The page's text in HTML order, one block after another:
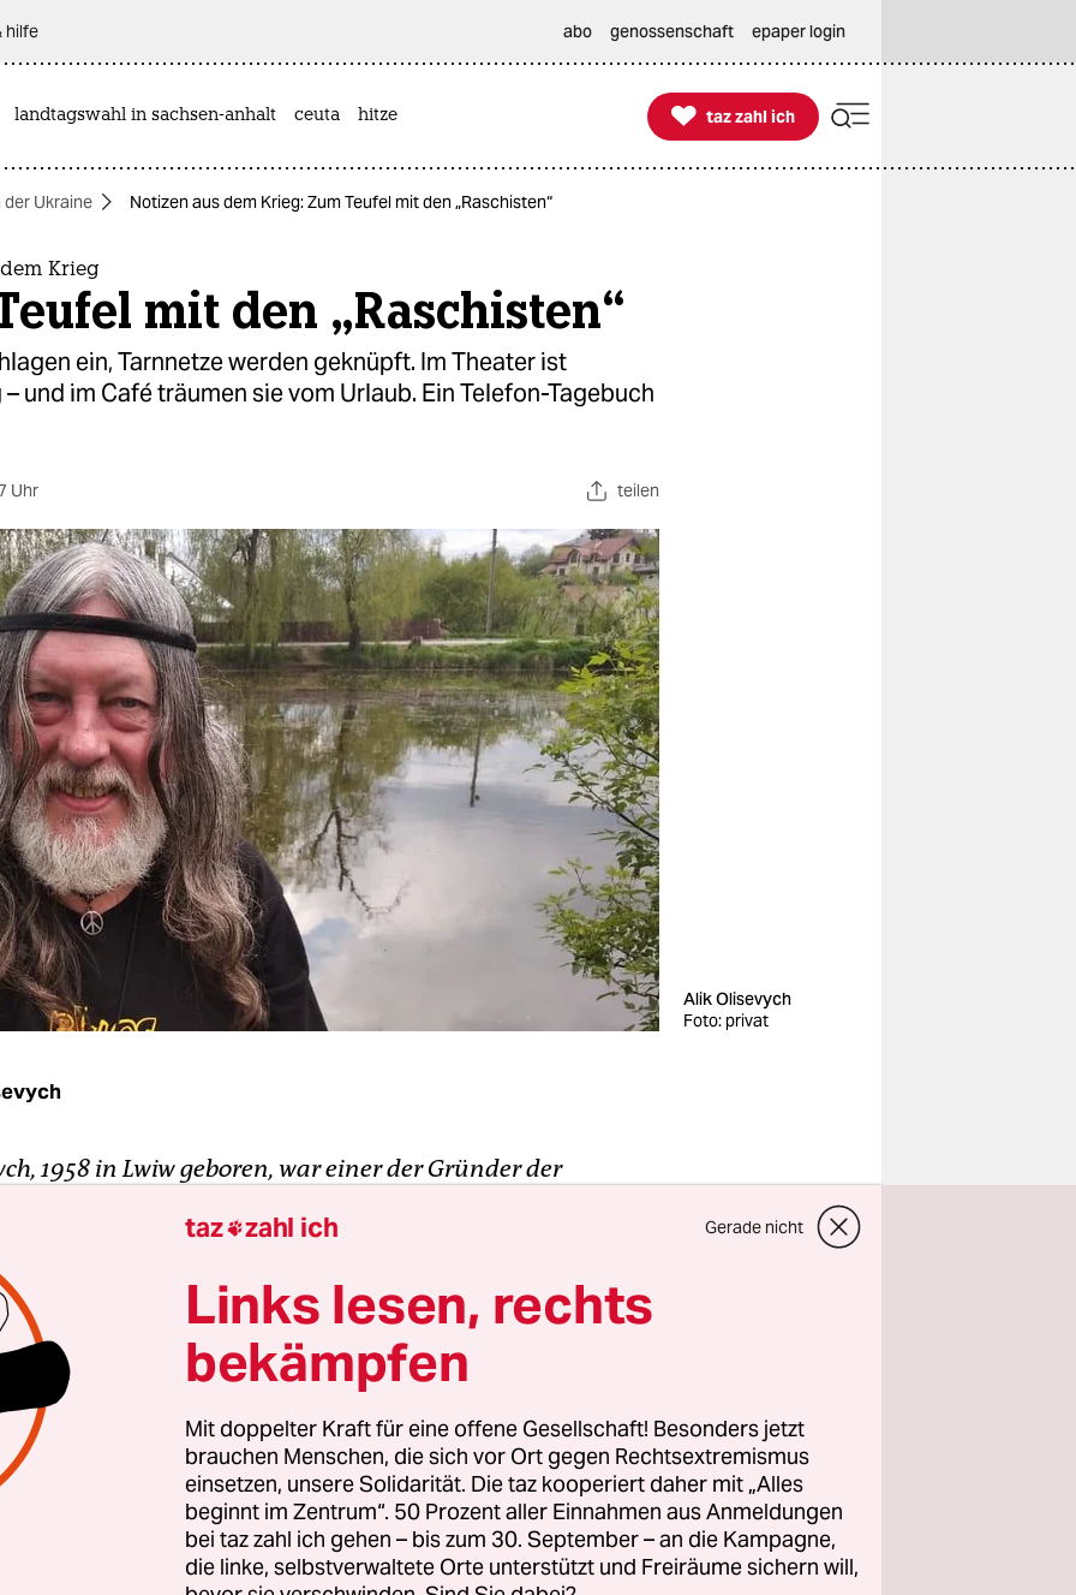
hilfe abo genossenschaft epaper login
landtagswahl in sachsen-anhalt ceuta hitze 
taz zahl ich
taz zahl ich
der Ukraine Notizen aus dem Krieg: Zum Teufel mit den „Raschisten“
Krieg
mit den „Raschisten“
ein, Tarnnetze werden geknüpft. Im Theater ist
und im Café träumen sie vom Urlaub. Ein Telefon-Tagebuch
Uhr teilen
Alik Olisevych
Foto: privat
1958 in Lwiw geboren, war einer der Gründer der
Denken machten die Hippies verdächtig, sie galten den
in Kiew und Moskau als „bourgeoise Nationalisten“,
Agitatoren“ oder einfach als „geisteskrank“. Vor die
trat Alik mit wehendem Haar und
hielt ihn für „wehrunwürdig“ und wies Alik in die
ein. Nach einem Monat kam er wieder frei und schlug sich
an der Kunstakademie durch. Seit den achtziger
er als Beleuchter im Opernhaus. Über Alik und das
von Lwiw erzählt Andrej Kurkow in seinem Roman
taz zahl ich Gerade nicht
Links lesen, rechts
bekämpfen
Mit doppelter Kraft für eine offene Gesellschaft! Besonders jetzt
brauchen Menschen, die sich vor Ort gegen Rechtsextremismus
einsetzen, unsere Solidarität. Die taz kooperiert daher mit „Alles
beginnt im Zentrum“. 50 Prozent aller Einnahmen aus Anmeldungen
bei taz zahl ich gehen – bis zum 30. September – an die Kampagne,
die linke, selbstverwaltete Orte unterstützt und Freiräume sichern will,